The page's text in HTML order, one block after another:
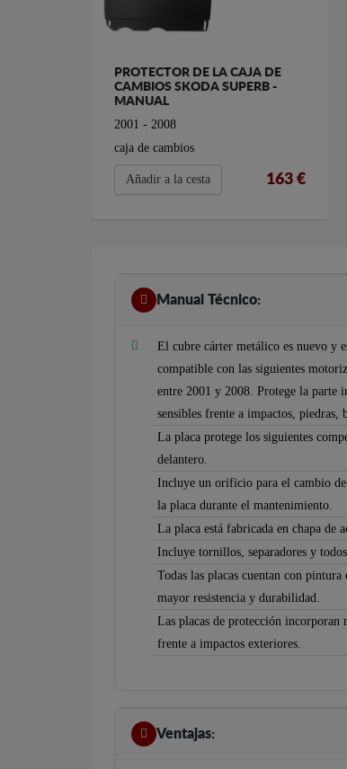
PROTECTOR DE LA CAJA DE
CAMBIOS SKODA SUPERB -
MANUAL
2001 - 2008
caja de cambios
Añadir a la cesta 163 €
Manual Técnico:
El cubre cárter metálico es nuevo y
compatible con las siguientes
entre 2001 y 2008. Protege la parte
sensibles frente a impactos, piedras,
La placa protege los siguientes
delantero.
Incluye un orificio para el cambio de
la placa durante el mantenimiento.
La placa está fabricada en chapa de
Incluye tornillos, separadores y
Todas las placas cuentan con
mayor resistencia y durabilidad.
Las placas de protección incorporan
frente a impactos exteriores.
Ventajas: